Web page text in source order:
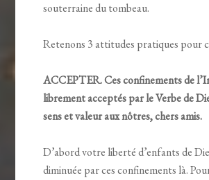
souterraine du tombeau.
Retenons 3 attitudes pratiques pour
ACCEPTER. Ces confinements de
librement acceptés par le Verbe de
sens et valeur aux nôtres, chers amis.
D’abord votre liberté d’enfants de
diminuée par ces confinements là.